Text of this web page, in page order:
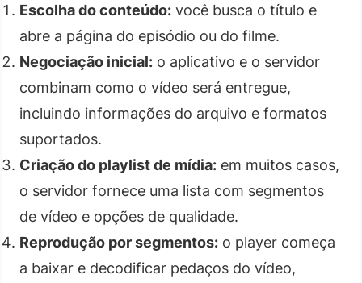
Escolha do conteúdo: você busca o título e
abre a página do episódio ou do filme.
Negociação inicial: o aplicativo e o servidor
combinam como o vídeo será entregue,
incluindo informações do arquivo e formatos
suportados.
Criação do playlist de mídia: em muitos casos,
o servidor fornece uma lista com segmentos
de vídeo e opções de qualidade.
Reprodução por segmentos: o player começa
a baixar e decodificar pedaços do vídeo,